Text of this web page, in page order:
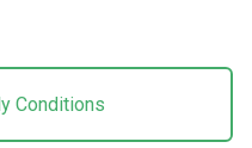
Conditions